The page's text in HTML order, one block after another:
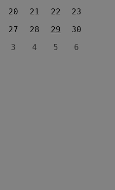
20 21 22
23
27 28 29
30
3 4 5 6